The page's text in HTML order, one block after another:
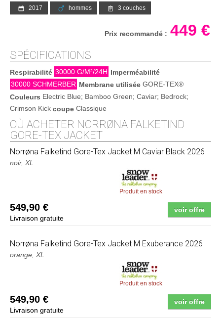
2017 hommes 3 couches
Prix recommandé : 449 €
SPÉCIFICATIONS
Respirabilité 30000 G/M²/24H
Imperméabilité
30000 SCHMERBER Membrane utilisée GORE-TEX®
Couleurs Electric Blue; Bamboo Green; Caviar; Bedrock;
Crimson Kick coupe Classique
OÙ ACHETER NORRØNA FALKETIND
GORE-TEX JACKET
Norrøna Falketind Gore-Tex Jacket M Caviar Black 2026
noir, XL
Produit en stock
549,90 €
Livraison gratuite
voir offre
Norrøna Falketind Gore-Tex Jacket M Exuberance 2026
orange, XL
Produit en stock
549,90 €
Livraison gratuite
voir offre